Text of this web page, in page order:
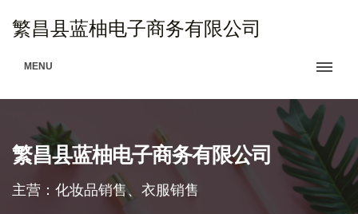
繁昌县蓝柚电子商务有限公司
MENU
繁昌县蓝柚电子商务有限公司
主营：化妆品销售、衣服销售